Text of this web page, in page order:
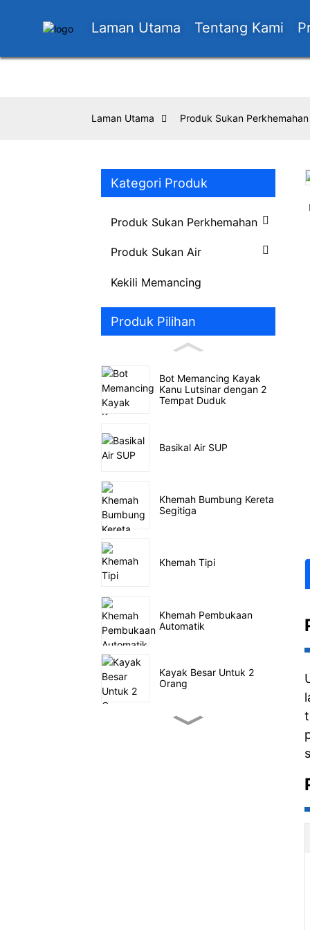
Laman Utama Tentang Kami
Laman Utama Produk Sukan Perkhemahan
Kategori Produk
Produk Sukan Perkhemahan
Produk Sukan Air
Kekili Memancing
Produk Pilihan
Bot Memancing Kayak
Kanu Lutsinar dengan 2
Tempat Duduk
Basikal Air SUP
Khemah Bumbung Kereta
Segitiga
Khemah Tipi
Khemah Pembukaan
Automatik
Kayak Besar Untuk 2
Orang
Loading...
Loading...